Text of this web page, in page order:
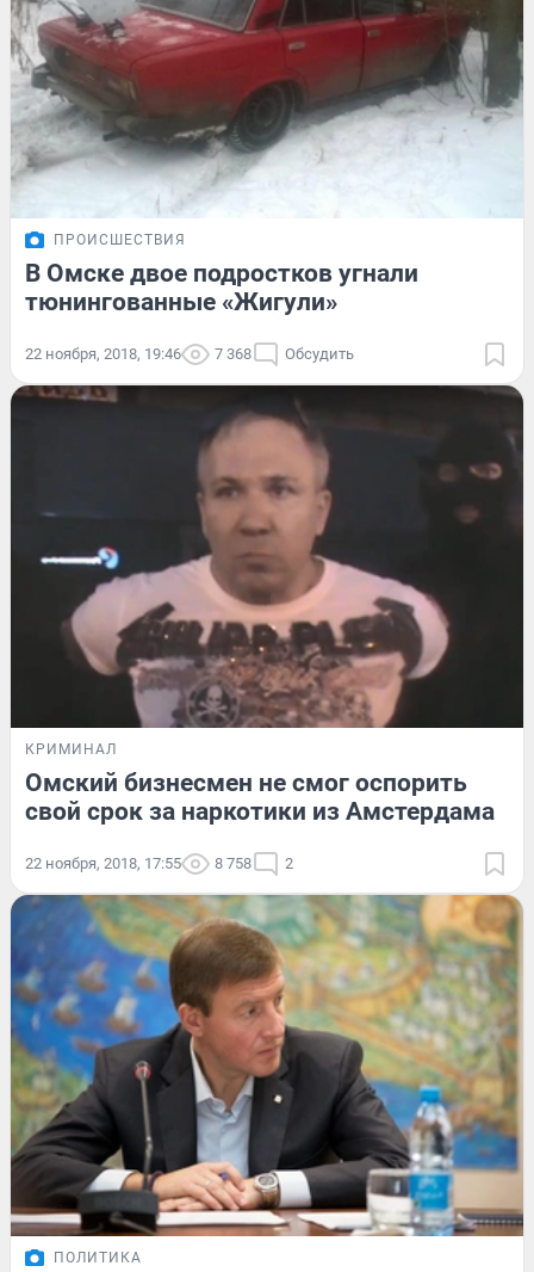
ПРОИСШЕСТВИЯ
В Омске двое подростков угнали
тюнингованные «Жигули»
22 ноября, 2018, 19:46 7 368 Обсудить
КРИМИНАЛ
Омский бизнесмен не смог оспорить
свой срок за наркотики из Амстердама
22 ноября, 2018, 17:55 8 758 2
ПОЛИТИКА